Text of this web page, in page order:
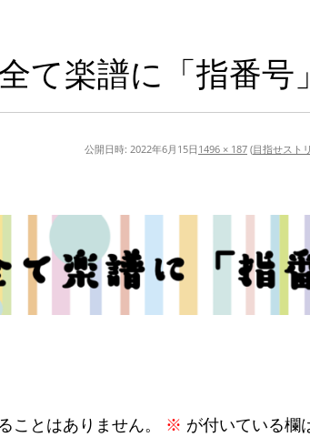
全て楽譜に「指番号
公開日時: 2022年6月15日 1496 × 187 (目指せスト
ことはありません。 ※ が付いている欄